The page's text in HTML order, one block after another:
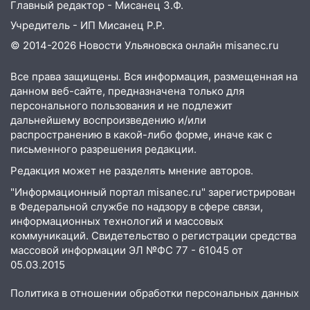
больницей
16:06 18-летняя девушка без прав
больницу
15:59 Ульяновец отдал более 14
миллионов рублей за криминальное
покровительство
15:32 На «кольце» кроссовер сбил 18-
летнего мопедиста
15:00 В Ульяновске после тройного ДТП
госпитализировали 25-летнего байкера
14:32 На Ульяновскую область
надвигается жара
подробности серьезной аварии на
Главный редактор - Мисанец З.Ф.
Учредитель - ИП Мисанец Р.Р.
© 2014-2026 Новости Ульяновска онлайн misanec.ru
Все права защищены. Вся информация, размещенная на
данном веб-сайте, предназначена только для
персонального пользования и не подлежит
дальнейшему воспроизведению и/или
распространению в какой-либо форме, иначе как с
письменного разрешения редакции.
Редакция может не разделять мнение авторов.
"Информационный портал misanec.ru" зарегистрирован
в Федеральной службе по надзору в сфере связи,
информационных технологий и массовых
коммуникаций. Свидетельство о регистрации средства
массовой информации ЭЛ №ФС 77 - 61045 от
05.03.2015
Политика в отношении обработки персональных данных